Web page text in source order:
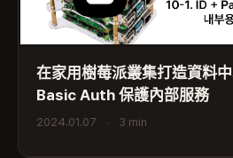
在家用樹莓派叢集打造資料
Basic Auth 保護內部服務
2024.01.07 3 min